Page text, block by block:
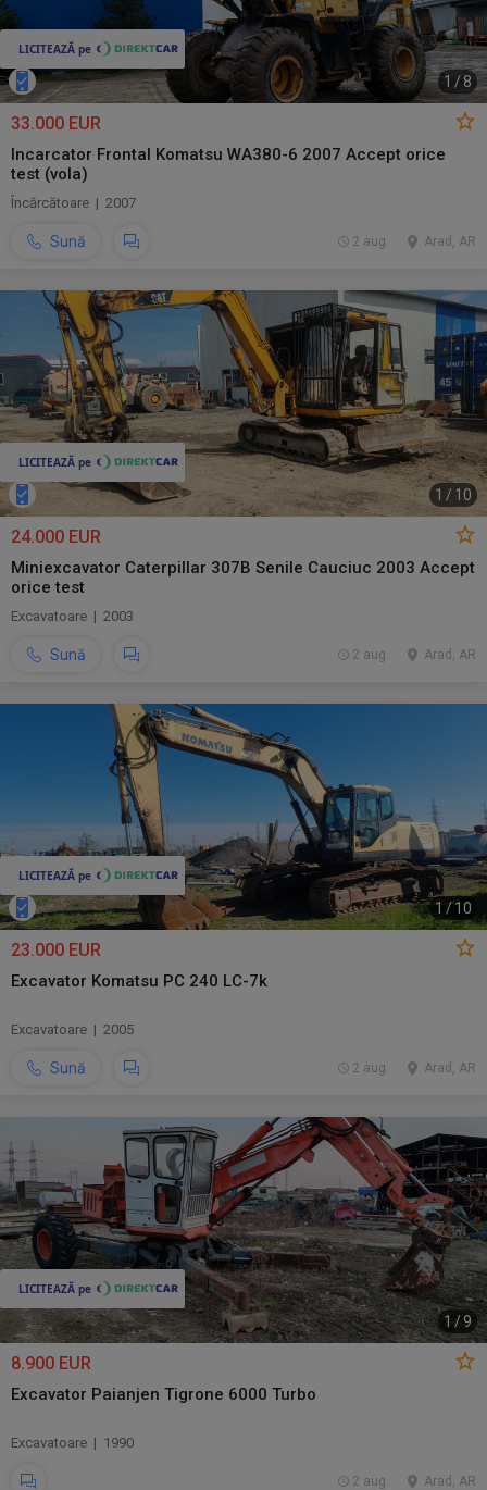
1 /8
33.000 EUR
Incarcator Frontal Komatsu WA380-6 2007 Accept orice
test (vola)
Încărcătoare | 2007
Sună Arad, AR
2 aug.
1 / 10
24.000 EUR
Miniexcavator Caterpillar 307B Senile Cauciuc 2003 Accept
orice test
Excavatoare | 2003
Sună Arad, AR
2 aug.
1 /10
23.000 EUR
Excavator Komatsu PC 240 LC-7k
Excavatoare | 2005
Sună Arad, AR
2 aug.
1 /9
8.900 EUR
Excavator Paianjen Tigrone 6000 Turbo
Excavatoare | 1990
Arad, AR
2 aug.